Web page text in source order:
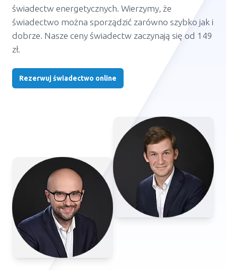
świadectw energetycznych. Wierzymy, że
świadectwo można sporządzić zarówno szybko jak i
dobrze. Nasze ceny świadectw zaczynają się od 149
zł.
Rezerwuj świadectwo online